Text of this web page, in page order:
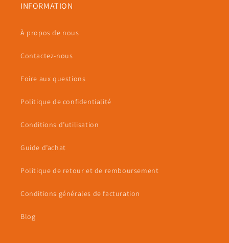
INFORMATION
À propos de nous
Contactez-nous
Foire aux questions
Politique de confidentialité
Conditions d’utilisation
Guide d’achat
Politique de retour et de remboursement
Conditions générales de facturation
Blog